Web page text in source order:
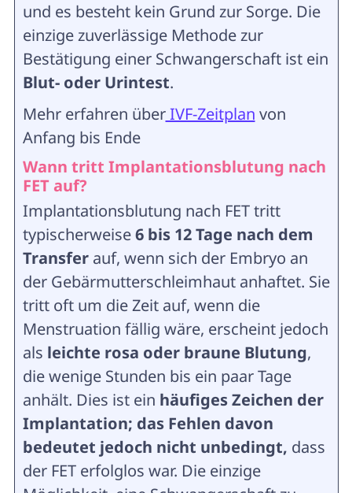
und es besteht kein Grund zur Sorge. Die
einzige zuverlässige Methode zur
Bestätigung einer Schwangerschaft ist ein
Blut- oder Urintest.
Mehr erfahren überIVF-Zeitplan von
Anfang bis Ende
Wann tritt Implantationsblutung nach
FET auf?
Implantationsblutung nach FET tritt
typischerweise6 bis 12 Tage nach dem
Transferauf, wenn sich der Embryo an
der Gebärmutterschleimhaut anhaftet. Sie
tritt oft um die Zeit auf, wenn die
Menstruation fällig wäre, erscheint jedoch
als leichte rosa oder braune Blutung,
die wenige Stunden bis ein paar Tage
anhält. Dies ist ein häufiges Zeichen der
Implantation; das Fehlen davon
bedeutet jedoch nicht unbedingt, dass
der FET erfolglos war. Die einzige